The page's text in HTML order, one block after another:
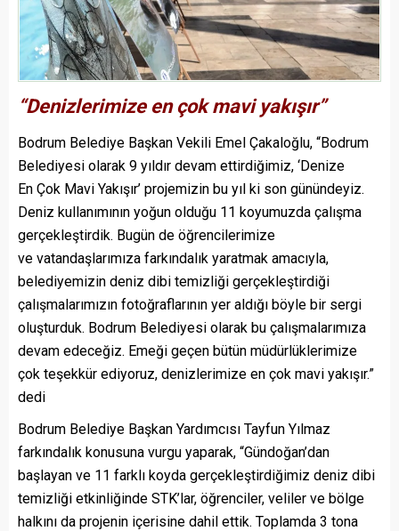
“Denizlerimize en çok mavi yakışır”
Bodrum Belediye Başkan Vekili Emel Çakaloğlu, “Bodrum
Belediyesi olarak 9 yıldır devam ettirdiğimiz, ‘Denize
En Çok Mavi Yakışır’ projemizin bu yıl ki son günündeyiz.
Deniz kullanımının yoğun olduğu 11 koyumuzda çalışma
gerçekleştirdik. Bugün de öğrencilerimize
ve vatandaşlarımıza farkındalık yaratmak amacıyla,
belediyemizin deniz dibi temizliği gerçekleştirdiği
çalışmalarımızın fotoğraflarının yer aldığı böyle bir sergi
oluşturduk. Bodrum Belediyesi olarak bu çalışmalarımıza
devam edeceğiz. Emeği geçen bütün müdürlüklerimize
çok teşekkür ediyoruz, denizlerimize en çok mavi yakışır.”
dedi
Bodrum Belediye Başkan Yardımcısı Tayfun Yılmaz
farkındalık konusuna vurgu yaparak, “Gündoğan’dan
başlayan ve 11 farklı koyda gerçekleştirdiğimiz deniz dibi
temizliği etkinliğinde STK’lar, öğrenciler, veliler ve bölge
halkını da projenin içerisine dahil ettik. Toplamda 3 tona